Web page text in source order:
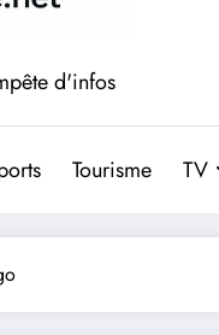
d'infos
Tourisme TV